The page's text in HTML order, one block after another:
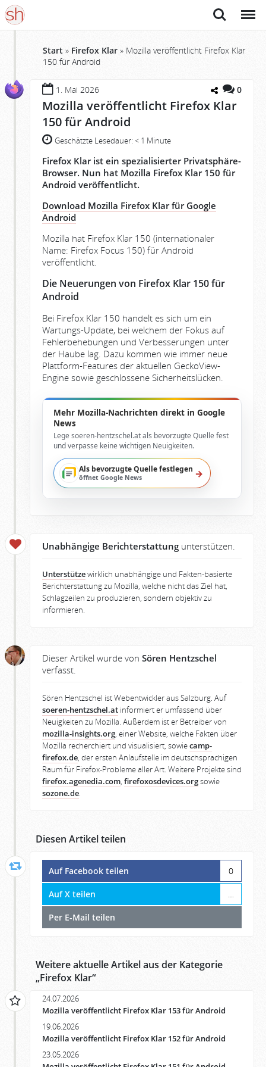
Suche Menü
Start » Firefox Klar » Mozilla veröffentlicht Firefox Klar
150 für Android
1. Mai 2026 0
Mozilla veröffentlicht Firefox Klar
150 für Android
Geschätzte Lesedauer: < 1 Minute
Firefox Klar ist ein spezialisierter Privatsphäre-
Browser. Nun hat Mozilla Firefox Klar 150 für
Android veröffentlicht.
Download Mozilla Firefox Klar für Google
Android
Mozilla hat Firefox Klar 150 (internationaler
Name: Firefox Focus 150) für Android
veröffentlicht.
Die Neuerungen von Firefox Klar 150 für
Android
Bei Firefox Klar 150 handelt es sich um ein
Wartungs-Update, bei welchem der Fokus auf
Fehlerbehebungen und Verbesserungen unter
der Haube lag. Dazu kommen wie immer neue
Plattform-Features der aktuellen GeckoView-
Engine sowie geschlossene Sicherheitslücken.
Mehr Mozilla-Nachrichten direkt in Google
News
Lege soeren-hentzschel.at als bevorzugte Quelle fest
und verpasse keine wichtigen Neuigkeiten.
Als bevorzugte Quelle festlegen
öffnet Google News →
Unabhängige Berichterstattung unterstützen.
Unterstützewirklich unabhängige und Fakten-basierte
Berichterstattung zu Mozilla, welche nicht das Ziel hat,
Schlagzeilen zu produzieren, sondern objektiv zu
informieren.
Dieser Artikel wurde von Sören Hentzschel
verfasst.
Sören Hentzschel ist Webentwickler aus Salzburg. Auf
soeren-hentzschel.at informiert er umfassend über
Neuigkeiten zu Mozilla. Außerdem ist er Betreiber von
mozilla-insights.org, einer Website, welche Fakten über
Mozilla recherchiert und visualisiert, sowiecamp-
firefox.de, der ersten Anlaufstelle im deutschsprachigen
Raum für Firefox-Probleme aller Art. Weitere Projekte sind
firefox.agenedia.com, firefoxosdevices.orgsowie
sozone.de.
Diesen Artikel teilen
Auf Facebook teilen 0
Auf X teilen …
Per E-Mail teilen
Weitere aktuelle Artikel aus der Kategorie
„Firefox Klar“
24.07.2026
Mozilla veröffentlicht Firefox Klar 153 für Android
19.06.2026
Mozilla veröffentlicht Firefox Klar 152 für Android
23.05.2026